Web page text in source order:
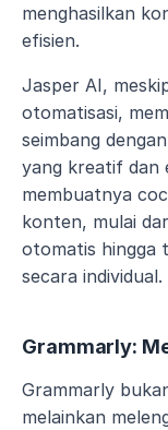
menghasilkan
efisien.
Jasper AI,
otomatisasi,
seimbang
yang kreatif dan
membuatnya
konten, mulai
otomatis hingga
secara individual.
Grammarly:
Grammarly
melainkan